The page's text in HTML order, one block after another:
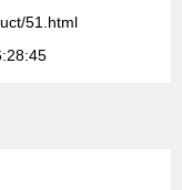
51.html